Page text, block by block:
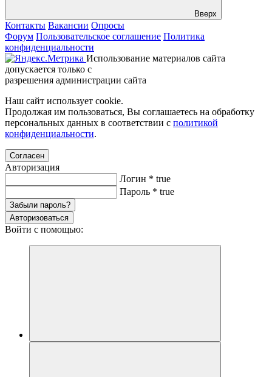
Вверх
Контакты Вакансии Опросы
Форум Пользовательское соглашение Политика
конфиденциальности
Использование материалов сайта
допускается только с
разрешения администрации сайта
Наш сайт использует cookie.
Продолжая им пользоваться, Вы соглашаетесь на обработку
персональных данных в соответствии с политикой
конфиденциальности.
Согласен
Авторизация
Логин * true
Пароль * true
Забыли пароль?
Авторизоваться
Войти с помощью: